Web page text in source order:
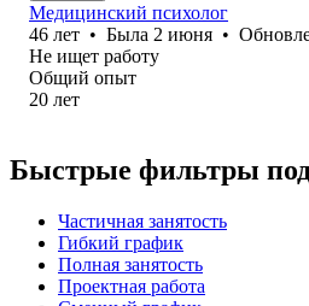
Медицинский психолог
46 лет • Была 2 июня •
Не ищет работу
Общий опыт
20 лет
Быстрые фильтры
Частичная занятость
Гибкий график
Полная занятость
Проектная работа